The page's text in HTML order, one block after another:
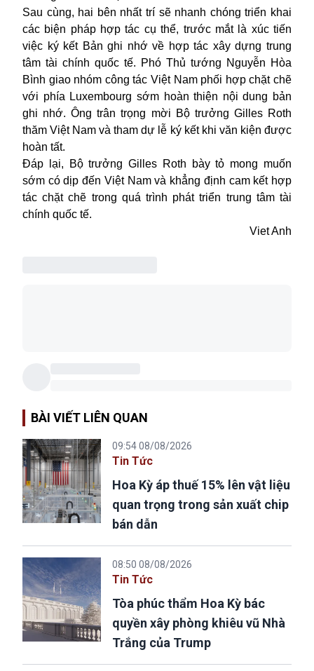
Sau cùng, hai bên nhất trí sẽ nhanh chóng triển khai
các biện pháp hợp tác cụ thể, trước mắt là xúc tiến
việc ký kết Bản ghi nhớ về hợp tác xây dựng trung
tâm tài chính quốc tế. Phó Thủ tướng Nguyễn Hòa
Bình giao nhóm công tác Việt Nam phối hợp chặt chẽ
với phía Luxembourg sớm hoàn thiện nội dung bản
ghi nhớ. Ông trân trọng mời Bộ trưởng Gilles Roth
thăm Việt Nam và tham dự lễ ký kết khi văn kiện được
hoàn tất.
Đáp lại, Bộ trưởng Gilles Roth bày tỏ mong muốn
sớm có dịp đến Việt Nam và khẳng định cam kết hợp
tác chặt chẽ trong quá trình phát triển trung tâm tài
chính quốc tế.
Viet Anh
BÀI VIẾT LIÊN QUAN
09:54 08/08/2026
Tin Tức
Hoa Kỳ áp thuế 15% lên vật liệu
quan trọng trong sản xuất chip
bán dẫn
08:50 08/08/2026
Tin Tức
Tòa phúc thẩm Hoa Kỳ bác
quyền xây phòng khiêu vũ Nhà
Trắng của Trump